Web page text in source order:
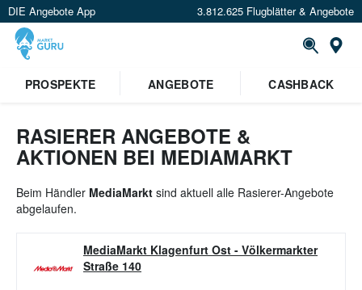
DIE Angebote App 3.812.625 Flugblätter & Angebote
PROSPEKTE
ANGEBOTE CASHBACK
RASIERER ANGEBOTE &
AKTIONEN BEI MEDIAMARKT
Beim Händler MediaMarkt sind aktuell alle Rasierer-Angebote
abgelaufen.
MediaMarkt Klagenfurt Ost - Völkermarkter
Straße 140